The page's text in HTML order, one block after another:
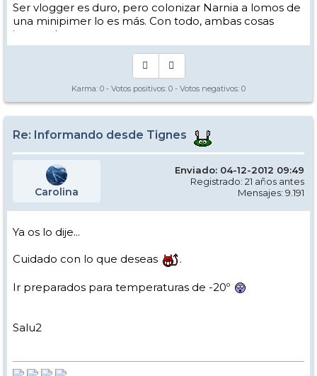
Ser vlogger es duro, pero colonizar Narnia a lomos de
una minipimer lo es más. Con todo, ambas cosas
intento hacer.
Yo hago esquí extremo : voy de extremo a extremo
Los caminos del esquí son inescrotables ...
Karma: 0 - Votos positivos: 0 - Votos negativos: 0
Re: Informando desde Tignes
Carolina
Enviado: 04-12-2012 09:49
Registrado: 21 años antes
Mensajes: 9.191
Ya os lo dije...
Cuidado con lo que deseas
.
Ir preparados para temperaturas de -20º
Salu2